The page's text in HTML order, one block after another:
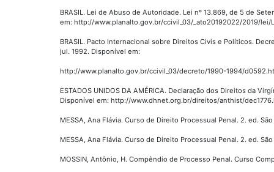
BRASIL. Lei de Abuso de Autoridade. Lei nº 13.869, de 5 de
em: http://www.planalto.gov.br/ccivil_03/_ato20192022/2019/lei/
BRASIL. Pacto Internacional sobre Direitos Civis e Políticos.
jul. 1992. Disponível em:
http://www.planalto.gov.br/ccivil_03/decreto/1990-1994/
ESTADOS UNIDOS DA AMÉRICA. Declaração dos Direitos da
Disponível em: http://www.dhnet.org.br/direitos/anthist/
MESSA, Ana Flávia. Curso de Direito Processual Penal. 2. ed.
MESSA, Ana Flávia. Curso de Direito Processual Penal. 2. ed.
MOSSIN, Antônio, H. Compêndio de Processo Penal. Curso